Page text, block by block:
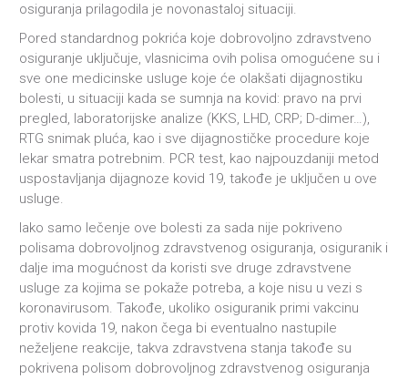
osiguranja prilagodila je novonastaloj situaciji.
Pored standardnog pokrića koje dobrovoljno zdravstveno
osiguranje uključuje, vlasnicima ovih polisa omogućene su i
sve one medicinske usluge koje će olakšati dijagnostiku
bolesti, u situaciji kada se sumnja na kovid: pravo na prvi
pregled, laboratorijske analize (KKS, LHD, CRP; D-dimer…),
RTG snimak pluća, kao i sve dijagnostičke procedure koje
lekar smatra potrebnim. PCR test, kao najpouzdaniji metod
uspostavljanja dijagnoze kovid 19, takođe je uključen u ove
usluge.
Iako samo lečenje ove bolesti za sada nije pokriveno
polisama dobrovoljnog zdravstvenog osiguranja, osiguranik i
dalje ima mogućnost da koristi sve druge zdravstvene
usluge za kojima se pokaže potreba, a koje nisu u vezi s
koronavirusom. Takođe, ukoliko osiguranik primi vakcinu
protiv kovida 19, nakon čega bi eventualno nastupile
neželjene reakcije, takva zdravstvena stanja takođe su
pokrivena polisom dobrovoljnog zdravstvenog osiguranja